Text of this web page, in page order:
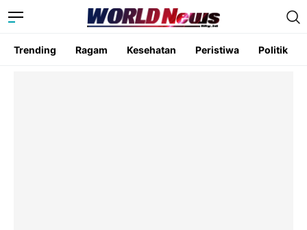
Trending Ragam Kesehatan Peristiwa Politik